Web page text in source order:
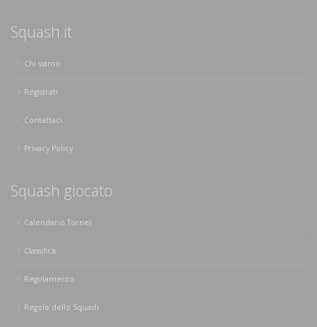
Squash.it
Chi siamo
Registrati
Contattaci
Privacy Policy
Squash giocato
Calendario Tornei
Classifica
Regolamento
Regole dello Squash